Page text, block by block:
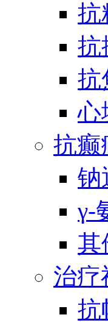
抗
抗
抗
心
抗癫
钠
γ-
其
治疗
抗